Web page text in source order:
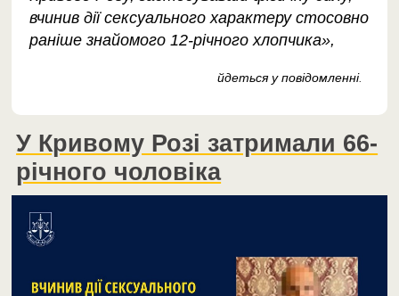
вчинив дії сексуального характеру стосовно
раніше знайомого 12-річного хлопчика»,
йдеться у повідомленні.
У Кривому Розі затримали 66-
річного чоловіка